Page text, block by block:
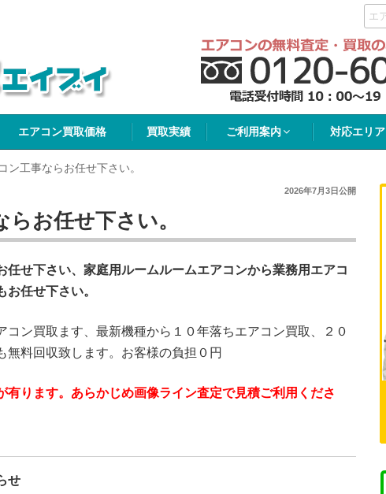
ブイ
エアコン買取価格 買取実績 ご利用案内 対応エリア
ン工事ならお任せ下さい。
2026年7月3日公開
お任せ下さい。
せ下さい、家庭用ルームルームエアコンから業務用エアコ
任せ下さい。
ン買取ます、最新機種から１０年落ちエアコン買取、２０
料回収致します。お客様の負担０円
ります。あらかじめ画像ライン査定で見積ご利用くださ
せ